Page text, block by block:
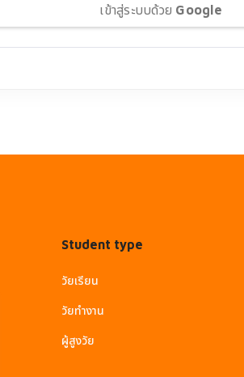
เข้าสู่ระบบด้วย Google
Student type
วัยเรียน
วัยทำงาน
ผู้สูงวัย